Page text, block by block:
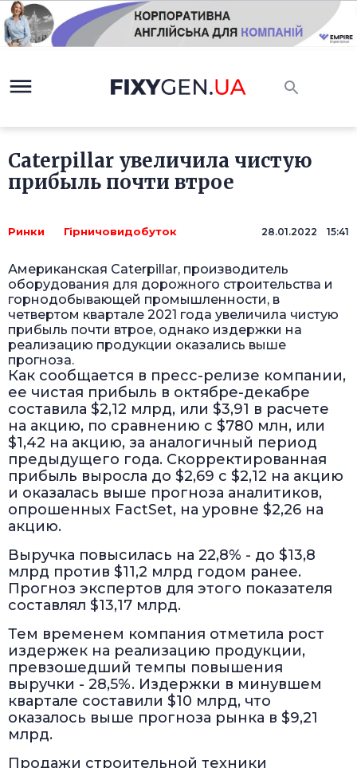
Caterpillar увеличила чистую
прибыль почти втрое
Ринки Гірничовидобуток 28.01.2022 15:41
Американская Caterpillar, производитель
оборудования для дорожного строительства и
горнодобывающей промышленности, в
четвертом квартале 2021 года увеличила чистую
прибыль почти втрое, однако издержки на
реализацию продукции оказались выше
прогноза.
Как сообщается в пресс-релизе компании,
ее чистая прибыль в октябре-декабре
составила $2,12 млрд, или $3,91 в расчете
на акцию, по сравнению с $780 млн, или
$1,42 на акцию, за аналогичный период
предыдущего года. Скорректированная
прибыль выросла до $2,69 с $2,12 на акцию
и оказалась выше прогноза аналитиков,
опрошенных FactSet, на уровне $2,26 на
акцию.
Выручка повысилась на 22,8% - до $13,8
млрд против $11,2 млрд годом ранее.
Прогноз экспертов для этого показателя
составлял $13,17 млрд.
Тем временем компания отметила рост
издержек на реализацию продукции,
превзошедший темпы повышения
выручки - 28,5%. Издержки в минувшем
квартале составили $10 млрд, что
оказалось выше прогноза рынка в $9,21
млрд.
Продажи строительной техники